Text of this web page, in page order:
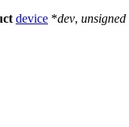
device *dev, unsigned